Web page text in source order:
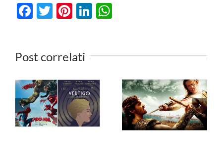
Facebook
Twitter
Pinterest
LinkedIn
Post correlati
uscita al
cinema il 6
agosto: da
Hokum a
Borgo, ecco
I film da
vedere in TV
dal 3 al 9
agosto 2026